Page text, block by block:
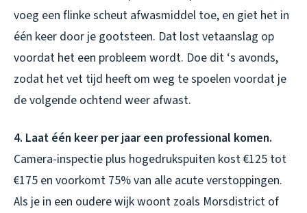
voeg een flinke scheut afwasmiddel toe, en giet het in
één keer door je gootsteen. Dat lost vetaanslag op
voordat het een probleem wordt. Doe dit ‘s avonds,
zodat het vet tijd heeft om weg te spoelen voordat je
de volgende ochtend weer afwast.
4. Laat één keer per jaar een professional komen.
Camera-inspectie plus hogedrukspuiten kost €125 tot
€175 en voorkomt 75% van alle acute verstoppingen.
Als je in een oudere wijk woont zoals Morsdistrict of